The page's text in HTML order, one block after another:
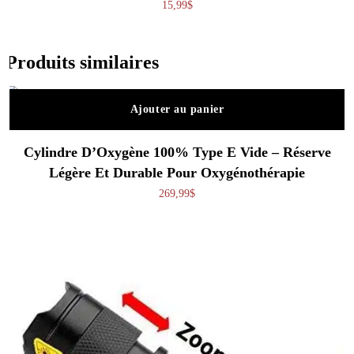
15,99$
Produits similaires
Ajouter au panier
Cylindre D’Oxygène 100% Type E Vide – Réserve
Légère Et Durable Pour Oxygénothérapie
269,99$